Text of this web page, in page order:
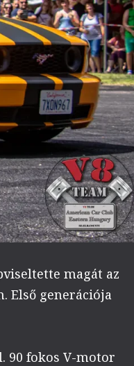
magát az
Első generációja
90 fokos V-motor